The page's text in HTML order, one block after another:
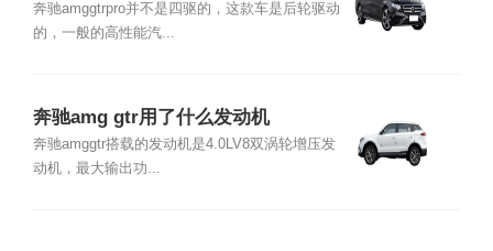
奔驰amggtrpro并不是四驱的，这款车是后轮驱动
的，一般的高性能汽...
奔驰amg gtr用了什么发动机
奔驰amggtr搭载的发动机是4.0LV8双涡轮增压发
动机，最大输出功...